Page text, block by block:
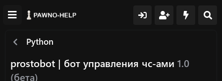
Python
prostobot | бот управления чс-ами 1.0
(бета)